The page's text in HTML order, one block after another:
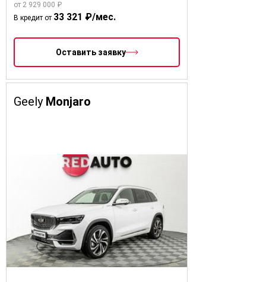
от 2 929 000 ₽
В кредит от 33 321 ₽/мес.
Оставить заявку
Geely Monjaro